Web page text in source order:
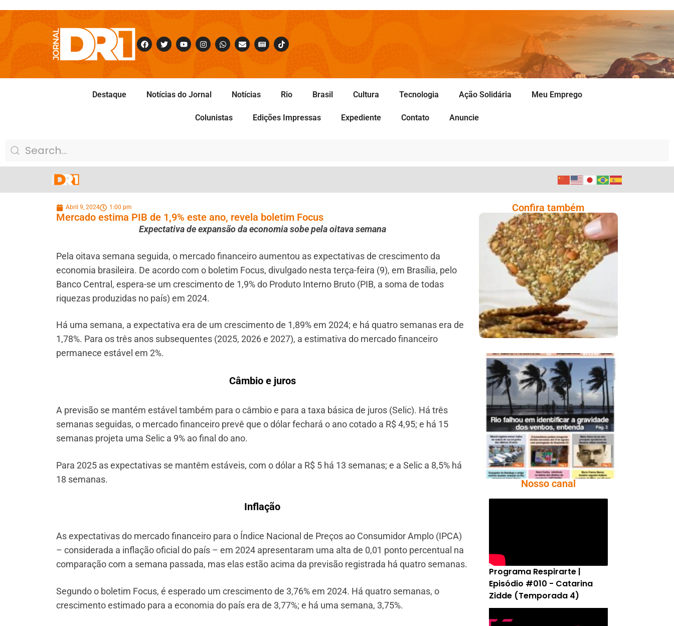
Destaque Notícias do Jornal Notícias Rio Brasil Cultura Tecnologia Ação Solidária Meu Emprego
Colunistas Edições Impressas Expediente Contato Anuncie
Abril 9, 2024 1:00 pm
Mercado estima PIB de 1,9% este ano, revela boletim Focus
Expectativa de expansão da economia sobe pela oitava semana
Pela oitava semana seguida, o mercado financeiro aumentou as expectativas de crescimento da
economia brasileira. De acordo com o boletim Focus, divulgado nesta terça-feira (9), em Brasília, pelo
Banco Central, espera-se um crescimento de 1,9% do Produto Interno Bruto (PIB, a soma de todas
riquezas produzidas no país) em 2024.
Há uma semana, a expectativa era de um crescimento de 1,89% em 2024; e há quatro semanas era de
1,78%. Para os três anos subsequentes (2025, 2026 e 2027), a estimativa do mercado financeiro
permanece estável em 2%.
Câmbio e juros
A previsão se mantém estável também para o câmbio e para a taxa básica de juros (Selic). Há três
semanas seguidas, o mercado financeiro prevê que o dólar fechará o ano cotado a R$ 4,95; e há 15
semanas projeta uma Selic a 9% ao final do ano.
Para 2025 as expectativas se mantêm estáveis, com o dólar a R$ 5 há 13 semanas; e a Selic a 8,5% há
18 semanas.
Inflação
As expectativas do mercado financeiro para o Índice Nacional de Preços ao Consumidor Amplo (IPCA)
– considerada a inflação oficial do país – em 2024 apresentaram uma alta de 0,01 ponto percentual na
comparação com a semana passada, mas elas estão acima da previsão registrada há quatro semanas.
Segundo o boletim Focus, é esperado um crescimento de 3,76% em 2024. Há quatro semanas, o
crescimento estimado para a economia do país era de 3,77%; e há uma semana, 3,75%.
Confira também
Comer Bem: Cracker
De Sementes
Ano X – Número 366
01 A 07 De Agosto De
2026
Nosso canal
Programa Respirarte |
Episódio #010 - Catarina
Zidde (Temporada 4)